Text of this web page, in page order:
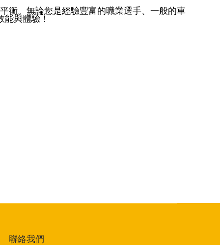
衡。無論您是經驗豐富的職業選手、一般的車
能與體驗！
聯絡我們